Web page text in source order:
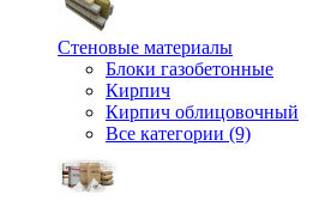
Стеновые материалы
Блоки газобетонные
Кирпич
Кирпич облицовочный
Все категории (9)